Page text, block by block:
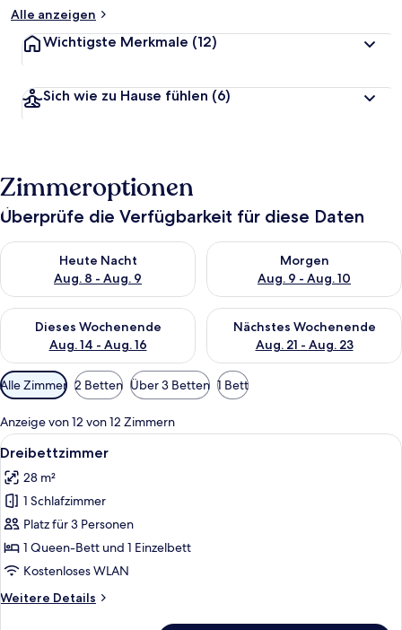
Alle anzeigen
Wichtigste Merkmale (12)
Sich wie zu Hause fühlen (6)
Zimmeroptionen
Überprüfe die Verfügbarkeit für diese Daten
Heute Nacht
Aug. 8 - Aug. 9
Überprüfe die Verfügbarkeit für heute Nacht, Aug. 8 - Aug. 9.
Morgen
Aug. 9 - Aug. 10
Überprüfe die Verfügbarkeit
Dieses Wochenende
Aug. 14 - Aug. 16
Überprüfe die Verfügbarkeit für dieses Wochenende, Aug. 14
Nächstes Wochenende
Aug. 21 - Aug. 23
Überprüfe die Verfügbarkeit
Verfügbare
Filter
für
Zimmer
Alle Zimmer 2 Betten Über 3 Betten 1 Bett
Anzeige von 12 von 12 Zimmern
Alle
Fotos
für
Dreibettzimmer
anzeigen
Zimmersafe, Schreibtisch,
4
Dreibettzimmer
28 m²
1 Schlafzimmer
Platz für 3 Personen
1 Queen-Bett und 1 Einzelbett
Kostenloses WLAN
Weitere Details
Weitere